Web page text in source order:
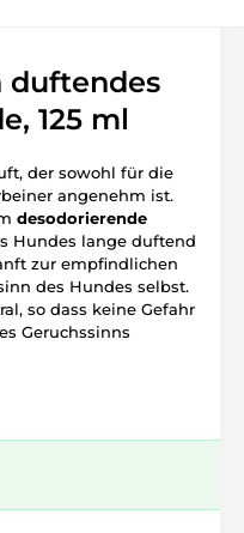
duftendes
125 ml
der sowohl für die
angenehm ist.
desodorierende
Hundes lange duftend
zur empfindlichen
des Hundes selbst.
so dass keine Gefahr
Geruchssinns